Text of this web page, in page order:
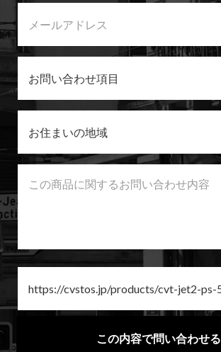
この内容で問い合わせる